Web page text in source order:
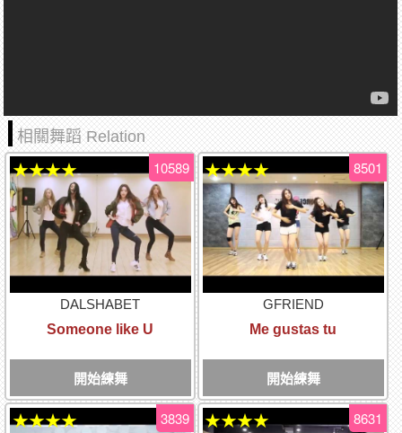
相關舞蹈 Relation
DALSHABET
Someone like U
開始練舞
10589
★★★★
GFRIEND
Me gustas tu
開始練舞
8501
★★★★
3839
★★★★ 8631
★★★★